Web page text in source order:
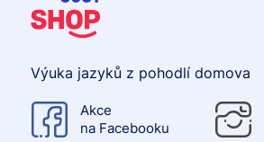
Výuka jazyků z pohodlí domova
Akce
na Facebooku